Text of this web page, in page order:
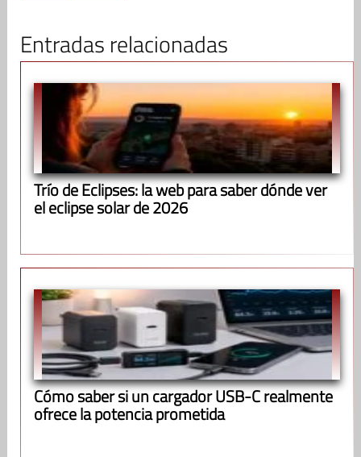
Entradas relacionadas
Trío de Eclipses: la web para saber dónde ver
el eclipse solar de 2026
Cómo saber si un cargador USB-C realmente
ofrece la potencia prometida